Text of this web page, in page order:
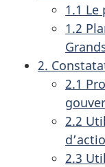
1.1 Le
1.2
2.
2.1
2.2
2.3